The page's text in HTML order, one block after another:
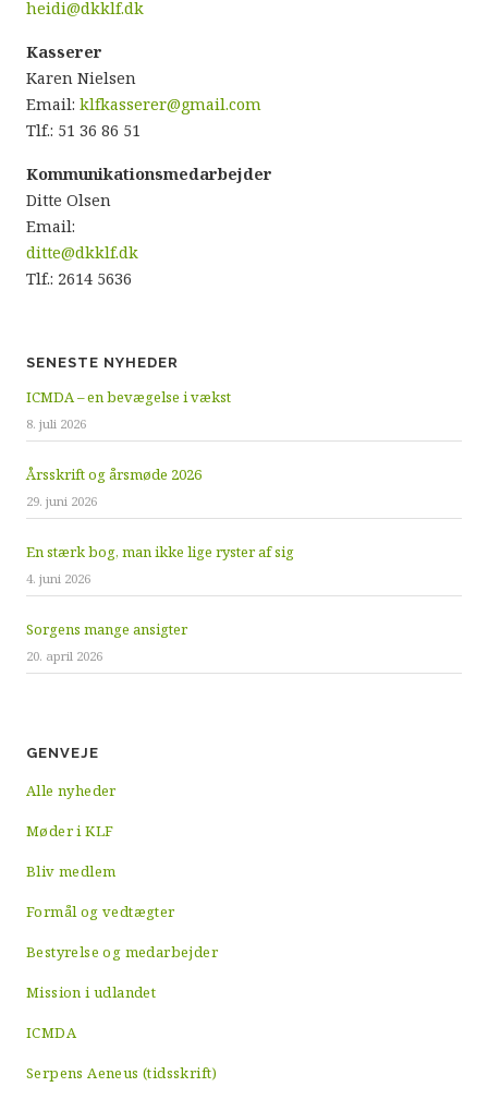
heidi@dkklf.dk
Kasserer
Karen Nielsen
Email: klfkasserer@gmail.com
Tlf.: 51 36 86 51
Kommunikationsmedarbejder
Ditte Olsen
Email:
ditte@dkklf.dk
Tlf.: 2614 5636
SENESTE NYHEDER
ICMDA – en bevægelse i vækst
8. juli 2026
Årsskrift og årsmøde 2026
29. juni 2026
En stærk bog, man ikke lige ryster af sig
4. juni 2026
Sorgens mange ansigter
20. april 2026
GENVEJE
Alle nyheder
Møder i KLF
Bliv medlem
Formål og vedtægter
Bestyrelse og medarbejder
Mission i udlandet
ICMDA
Serpens Aeneus (tidsskrift)